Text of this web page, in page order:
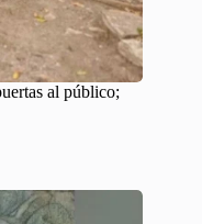
al público;